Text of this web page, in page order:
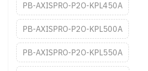
PB-AXISPRO-P2O-KPL450A
PB-AXISPRO-P2O-KPL500A
PB-AXISPRO-P2O-KPL550A